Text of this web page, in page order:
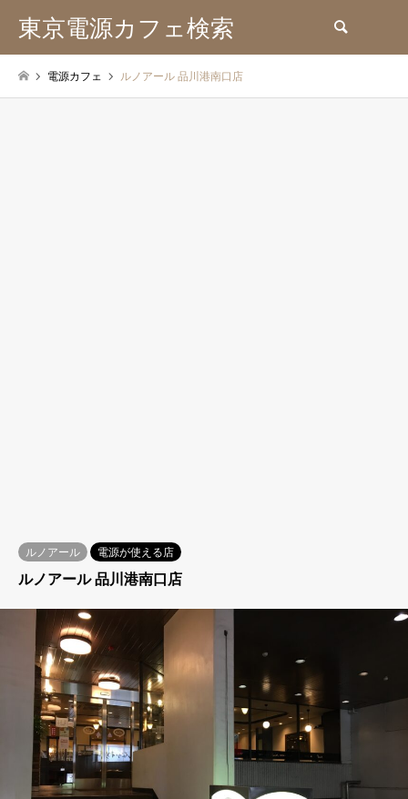
東京電源カフェ検索
電源カフェ ルノアール 品川港南口店
ルノアール
電源が使える店
ルノアール 品川港南口店